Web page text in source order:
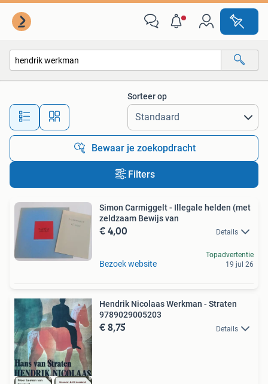
Alle afstanden…
Sorteer op
Bewaar je zoekopdracht
Filters
Simon Carmiggelt - Illegale helden (met
zeldzaam Bewijs van
€ 4,00 Details
Bezoek website
Topadvertentie
19 jul 26
Hendrik Nicolaas Werkman - Straten
9789029005203
€ 8,75 Details